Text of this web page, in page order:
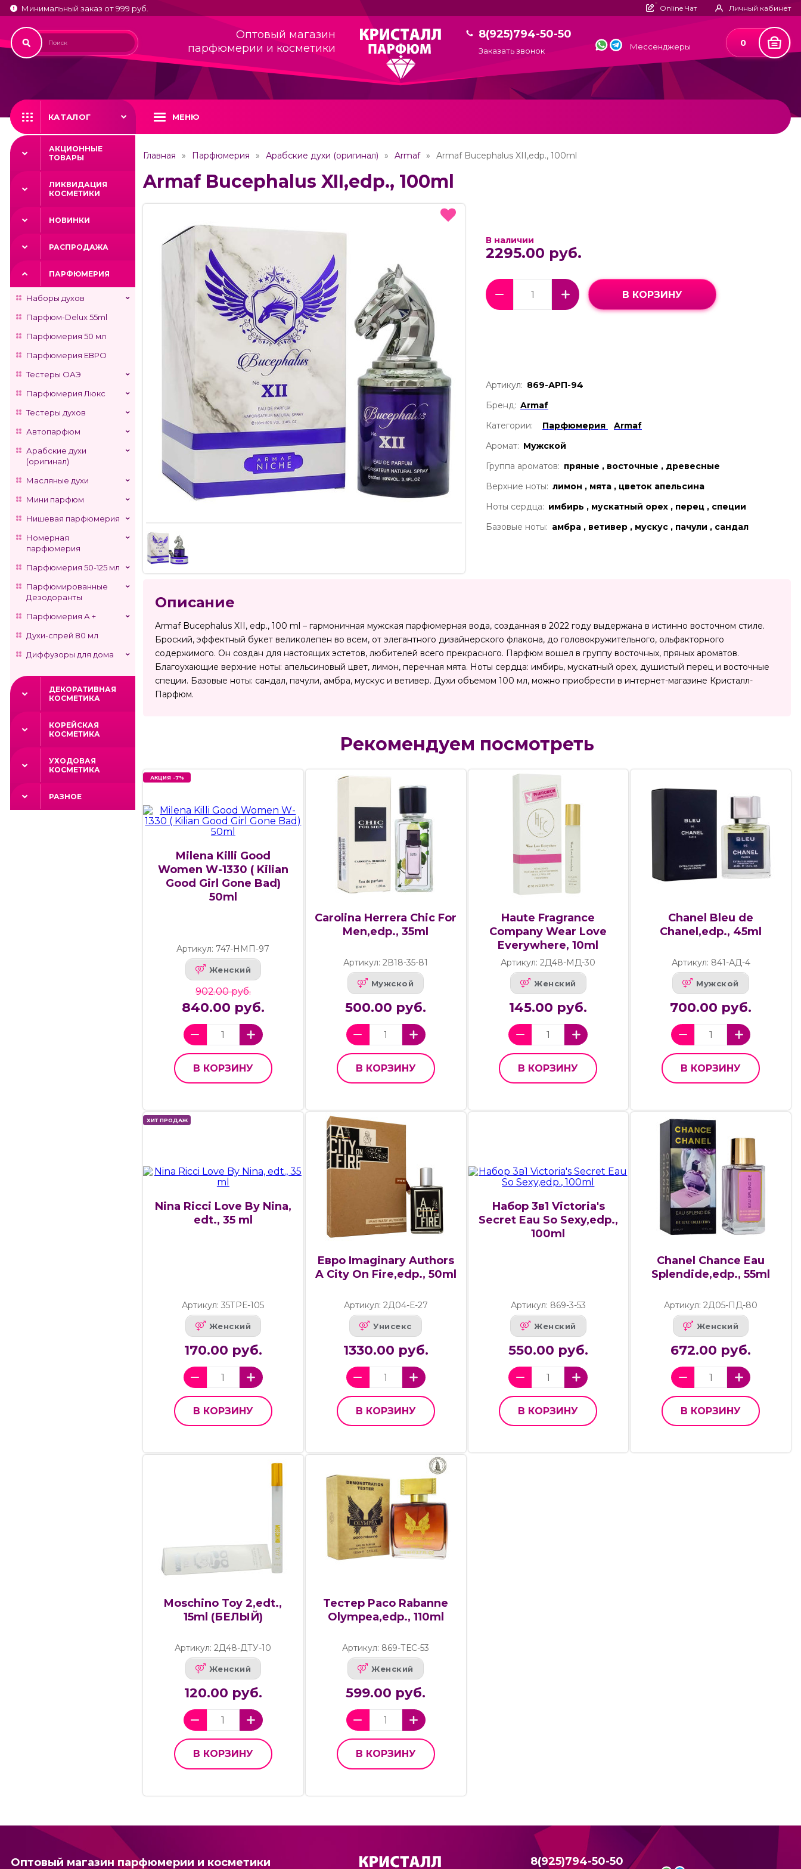
Минимальный заказ от 999 руб. Online Чат Личный кабинет
Оптовый магазин
парфюмерии и косметики
8(925)794-50-50
Заказать звонок Мессенджеры 0
КАТАЛОГ МЕНЮ
АКЦИОННЫЕ
ТОВАРЫ
ЛИКВИДАЦИЯ
КОСМЕТИКИ
НОВИНКИ
РАСПРОДАЖА
ПАРФЮМЕРИЯ
Наборы духов
Парфюм-Delux 55ml
Парфюмерия 50 мл
Парфюмерия ЕВРО
Тестеры ОАЭ
Парфюмерия Люкс
Тестеры духов
Автопарфюм
Арабские духи
(оригинал)
Масляные духи
Мини парфюм
Нишевая парфюмерия
Номерная
парфюмерия
Парфюмерия 50-125 мл
Парфюмированные
Дезодоранты
Парфюмерия А +
Духи-спрей 80 мл
Диффузоры для дома
ДЕКОРАТИВНАЯ
КОСМЕТИКА
КОРЕЙСКАЯ
КОСМЕТИКА
УХОДОВАЯ
КОСМЕТИКА
РАЗНОЕ
Главная Парфюмерия Арабские духи (оригинал) Armaf Armaf Bucephalus XII,edp., 100ml
Armaf Bucephalus XII,edp., 100ml
В наличии
2295.00 руб.
В КОРЗИНУ
Артикул: 869-АРП-94
Бренд: Armaf
Категории:
Парфюмерия
Armaf
Аромат: Мужской
Группа ароматов: пряные , восточные , древесные
Верхние ноты: лимон , мята , цветок апельсина
Ноты сердца: имбирь , мускатный орех , перец , специи
Базовые ноты: амбра , ветивер , мускус , пачули , сандал
Описание
Armaf Bucephalus XII, edp., 100 ml – гармоничная мужская парфюмерная вода, созданная в 2022 году выдержана в истинно восточном стиле.
Броский, эффектный букет великолепен во всем, от элегантного дизайнерского флакона, до головокружительного, ольфакторного
содержимого. Он создан для настоящих эстетов, любителей всего прекрасного. Парфюм вошел в группу восточных, пряных ароматов.
Благоухающие верхние ноты: апельсиновый цвет, лимон, перечная мята. Ноты сердца: имбирь, мускатный орех, душистый перец и восточные
специи. Базовые ноты: сандал, пачули, амбра, мускус и ветивер. Духи объемом 100 мл, можно приобрести в интернет-магазине Кристалл-
Парфюм.
Рекомендуем посмотреть
АКЦИЯ -7%
Milena Killi Good
Women W-1330 ( Kilian
Good Girl Gone Bad)
50ml
Артикул: 747-НМП-97
Женский
902.00 руб.
840.00 руб.
В КОРЗИНУ
Carolina Herrera Chic For
Men,edp., 35ml
Артикул: 2В18-35-81
Мужской
500.00 руб.
В КОРЗИНУ
Haute Fragrance
Company Wear Love
Everywhere, 10ml
Артикул: 2Д48-МД-30
Женский
145.00 руб.
В КОРЗИНУ
Chanel Bleu de
Chanel,edp., 45ml
Артикул: 841-АД-4
Мужской
700.00 руб.
В КОРЗИНУ
ХИТ ПРОДАЖ
Nina Ricci Love By Nina,
edt., 35 ml
Артикул: 35ТРЕ-105
Женский
170.00 руб.
В КОРЗИНУ
Евро Imaginary Authors
A City On Fire,edp., 50ml
Артикул: 2Д04-Е-27
Унисекс
1330.00 руб.
В КОРЗИНУ
Набор 3в1 Victoria's
Secret Eau So Sexy,edp.,
100ml
Артикул: 869-3-53
Женский
550.00 руб.
В КОРЗИНУ
Chanel Chance Eau
Splendide,edp., 55ml
Артикул: 2Д05-ПД-80
Женский
672.00 руб.
В КОРЗИНУ
Moschino Toy 2,edt.,
15ml (БЕЛЫЙ)
Артикул: 2Д48-ДТУ-10
Женский
120.00 руб.
В КОРЗИНУ
Тестер Paco Rabanne
Olympea,edp., 110ml
Артикул: 869-ТЕС-53
Женский
599.00 руб.
В КОРЗИНУ
Оптовый магазин парфюмерии и косметики 8(925)794-50-50